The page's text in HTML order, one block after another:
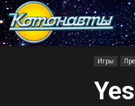
Игры